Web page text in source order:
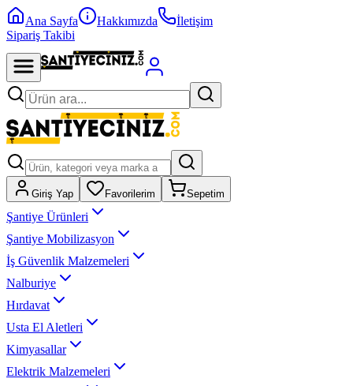
Ana Sayfa Hakkımızda
İletişim
Sipariş Takibi
Giriş Yap Favorilerim Sepetim
Şantiye Ürünleri
Şantiye Mobilizasyon
İş Güvenlik Malzemeleri
Nalburiye
Hırdavat
Usta El Aletleri
Kimyasallar
Elektrik Malzemeleri